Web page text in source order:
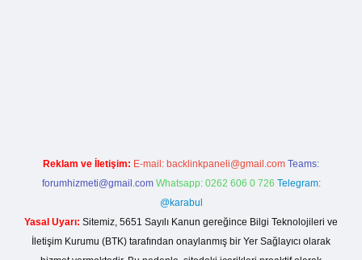
Reklam ve İletişim: E-mail: backlinkpaneli@gmail.com Teams:
forumhizmeti@gmail.com Whatsapp: 0262 606 0 726 Telegram:
@karabul
Yasal Uyarı: Sitemiz, 5651 Sayılı Kanun gereğince Bilgi Teknolojileri ve
İletişim Kurumu (BTK) tarafından onaylanmış bir Yer Sağlayıcı olarak